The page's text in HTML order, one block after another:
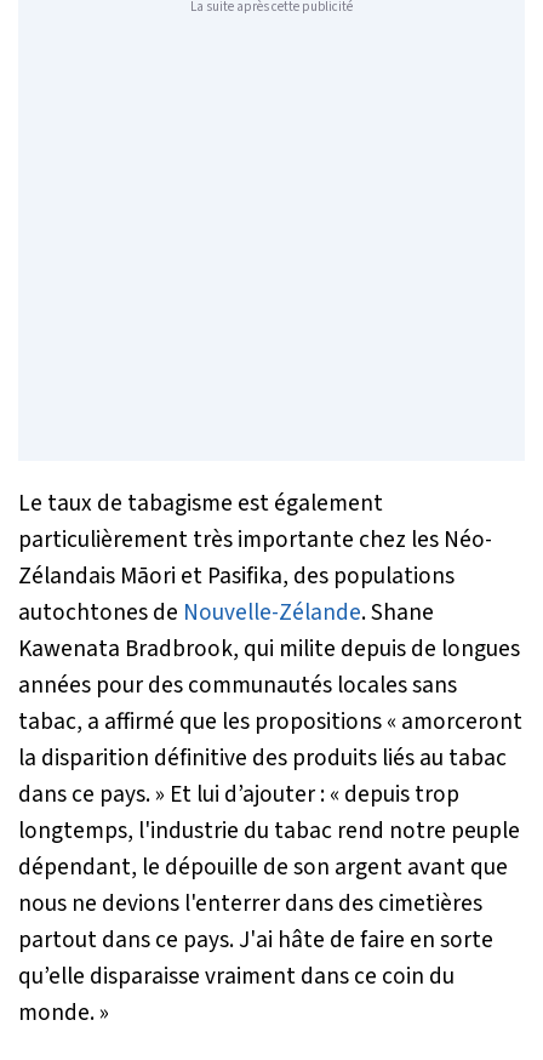
La suite après cette publicité
Le taux de tabagisme est également
particulièrement très importante chez les Néo-
Zélandais Māori et Pasifika, des populations
autochtones de Nouvelle-Zélande. Shane
Kawenata Bradbrook, qui milite depuis de longues
années pour des communautés locales sans
tabac, a affirmé que les propositions« amorceront
la disparition définitive des produits liés au tabac
dans ce pays. » Et lui d’ajouter :« depuis trop
longtemps, l'industrie du tabac rend notre peuple
dépendant, le dépouille de son argent avant que
nous ne devions l'enterrer dans des cimetières
partout dans ce pays. J'ai hâte de faire en sorte
qu’elle disparaisse vraiment dans ce coin du
monde. »